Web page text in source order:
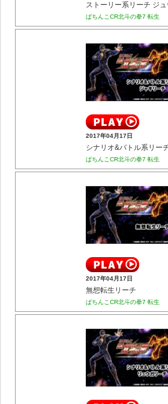
ぱちんこCR北斗の拳7 転生
2017年04月17日
ぱちんこCR北斗の拳7 転生
2017年04月17日
無想転生リーチ
ぱちんこCR北斗の拳7 転生